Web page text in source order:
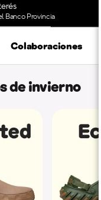
Banco Provincia
Colaboraciones
de invierno